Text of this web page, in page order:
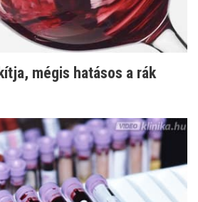
mégis hatásos a rák